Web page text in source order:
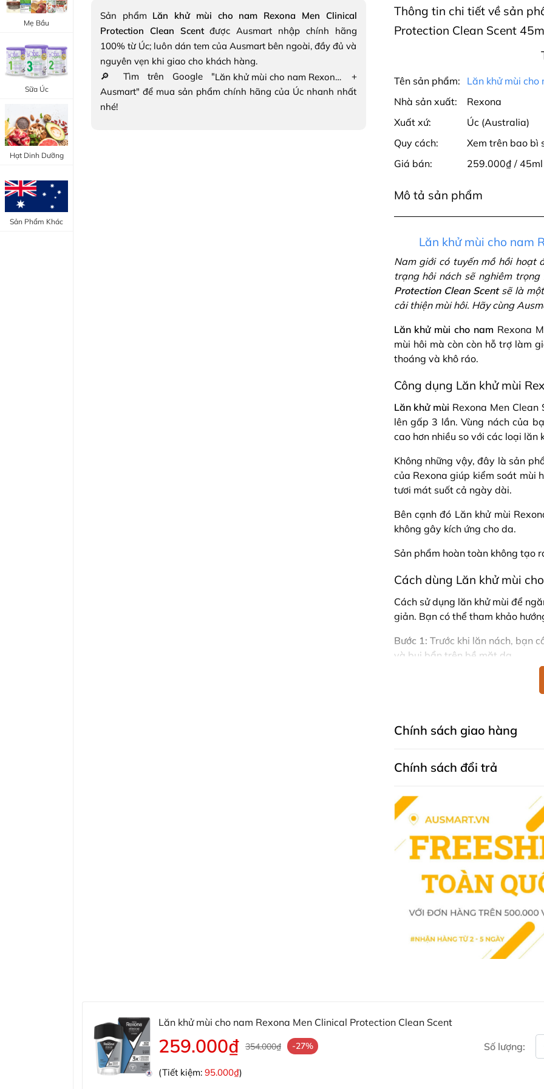
Bổ Khớp - Xương
Bổ Não - Tim Mạch
Canxi - Vitamin D
Trang Điểm Mắt
Trang Điểm Môi
Tẩy Trang - Toner
Dụng Cụ Trang Điểm
Mẹ Bầu
Sữa Úc
Hạt Dinh Dưỡng
Sản Phẩm Khác
Sản phẩm Lăn khử mùi cho nam Rexona Men Clinical
Protection Clean Scentđược Ausmart nhập chính hãng
100% từ Úc; luôn dán tem của Ausmart bên ngoài, đầy đủ và
nguyên vẹn khi giao cho khách hàng.
🔎 Tìm trên Google "
Lăn khử mùi cho nam Rexona Men Clinical Protection Clean Scent
+
Ausmart" để mua sản phẩm chính hãng của Úc nhanh nhất
nhé!
Thông tin chi tiết về sản
Protection Clean Scent
Tên sản phẩm:
Lăn khử mùi cho
Nhà sản xuất:
Rexona
Xuất xứ:
Úc (Australia)
Quy cách:
Xem trên bao bì
Giá bán:
259.000₫ / 45ml
Mô tả sản phẩm
Lăn khử mùi cho nam
Nam giới có tuyến mồ hồi hoạt
trạng hôi nách sẽ nghiêm trọng
Protection Clean Scentsẽ là
cải thiện mùi hôi. Hãy cùng
Lăn khử mùi cho nam Rexona
mùi hôi mà còn còn hỗ trợ làm
thoáng và khô ráo.
Công dụng Lăn khử mùi
Lăn khử mùi Rexona Men
lên gấp 3 lần. Vùng nách của
cao hơn nhiều so với các loại lăn
Không những vậy, đây là sản
của Rexona giúp kiểm soát mùi
tươi mát suốt cả ngày dài.
Bên cạnh đó Lăn khử mùi
không gây kích ứng cho da.
Sản phẩm hoàn toàn không tạo
Cách dùng Lăn khử mùi
Cách sử dụng lăn khử mùi để
giản. Bạn có thể tham khảo
Bước 1: Trước khi lăn nách, bạn
và bụi bẩn trên bề mặt da.
Sau đó lăn lăn khử mùi
được nhiều dưỡng chất từ đó
Bước 3: Sau khi thoa lăn khử mùi
khử mùi bám vào áo tạo ra các
Không nên thoa lăn khử
cho các hoạt chất trong
đén tình trạng vừa lãng phí
Nên Lắc đều chai lăn nách
giúp tăng hiệu quả khử
Chỉ lăn lên da một lượng
Để đạt hiệu quả cao, có
Nên ưu tiên mặc các loại
tình trạng bí nóng, tiết mồ
Bạn cần hạn chế ăn các
Cyclopentasiloxane, Aluminum
Fragrance, Dimethicone,
Starch Octenylsuccinate,
Chính sách giao hàng
Chính sách đổi trả
Lăn khử mùi cho nam Rexona Men Clinical Protection Clean Scent
259.000₫ 354.000₫ -27%
(Tiết kiệm: 95.000₫)
Số lượng: